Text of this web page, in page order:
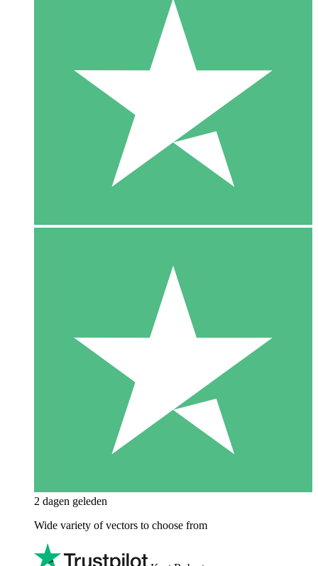
2 dagen geleden
Wide variety of vectors to choose from